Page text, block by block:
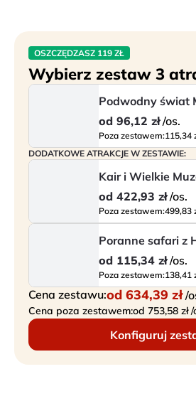
wrócisz do mariny, skąd
powrotny do hotelu. To
zobaczyć więcej niż tylko
przeżyć coś wyjątkowego w
Kolejność zwiedzania oraz
OSZCZĘDZASZ 119 ZŁ
Wybierz zestaw 3
od 96,12 zł /os.
Poza zestawem:115,34
DODATKOWE ATRAKCJE W ZESTAWIE:
Kair i Wielkie
od 422,93 zł /os.
Poza zestawem:499,83
Poranne safari z
od 115,34 zł /os.
Poza zestawem:138,41
Cena zestawu:od 634,39 zł /
Cena poza zestawem:od 753,58 zł /
Konfiguruj